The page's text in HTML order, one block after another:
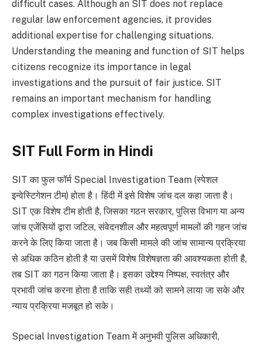
difficult cases. Although an SIT does not replace
regular law enforcement agencies, it provides
additional expertise for challenging situations.
Understanding the meaning and function of SIT helps
citizens recognize its importance in legal
investigations and the pursuit of fair justice. SIT
remains an important mechanism for handling
complex investigations effectively.
SIT Full Form in Hindi
SIT का फुल फॉर्म Special Investigation Team (स्पेशल
इन्वेस्टिगेशन टीम) होता है। हिंदी में इसे विशेष जांच दल कहा जाता है।
SIT एक विशेष टीम होती है, जिसका गठन सरकार, पुलिस विभाग या अन्य
जांच एजेंसियों द्वारा जटिल, संवेदनशील और महत्वपूर्ण मामलों की गहन जांच
करने के लिए किया जाता है। जब किसी मामले की जांच सामान्य प्रक्रिया
से अधिक कठिन होती है या उसमें विशेष विशेषज्ञता की आवश्यकता होती है,
तब SIT का गठन किया जाता है। इसका उद्देश्य निष्पक्ष, स्वतंत्र और
प्रभावी जांच करना होता है ताकि सही तथ्यों को सामने लाया जा सके और
न्याय प्रक्रिया मजबूत हो सके।
Special Investigation Team में अनुभवी पुलिस अधिकारी,